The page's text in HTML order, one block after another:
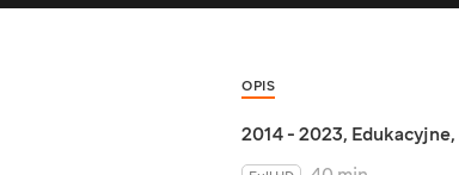
OPIS
2014 - 2023, Edukacyjne,